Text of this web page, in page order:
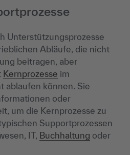
Unterstützungsprozesse
Abläufe, die nicht
beitragen, aber
Kernprozesse im
ablaufen können. Sie
oder
um die Kernprozesse zu
Supportprozessen
IT, Buchhaltung oder